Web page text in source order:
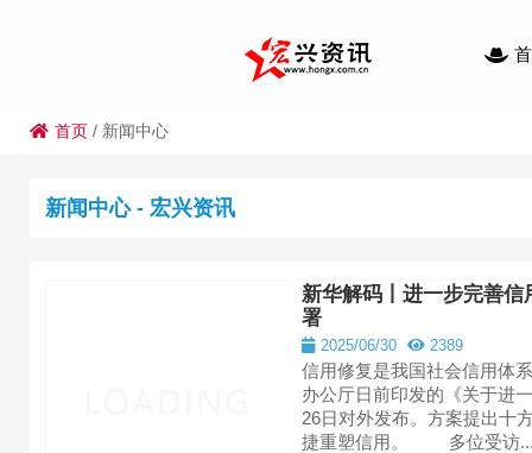
首页/ 新闻中心
新闻中心 - 宏兴资讯
新华解码丨进一步完善
署
2025/06/30 2389
信用修复是我国社会信用
办公厅日前印发的《关于进
26日对外发布。方案提出十
捷重塑信用。 多位受访